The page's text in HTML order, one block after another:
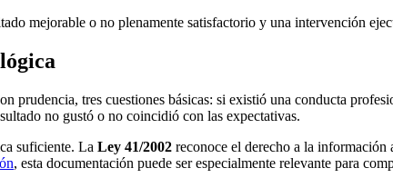
mejorable o no plenamente satisfactorio y una intervención
prudencia, tres cuestiones básicas: si existió una conducta
no gustó o no coincidió con las expectativas.
suficiente. La Ley 41/2002 reconoce el derecho a la
, esta documentación puede ser especialmente relevante para